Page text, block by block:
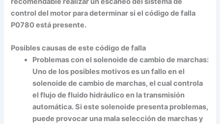
control del motor para determinar si el código de falla
P0780 está presente.
Posibles causas de este código de falla
Problemas con el solenoide de cambio de marchas:
Uno de los posibles motivos es un fallo en el
solenoide de cambio de marchas, el cual controla
el flujo de fluido hidráulico en la transmisión
automática. Si este solenoide presenta problemas,
puede provocar una mala selección de marchas y